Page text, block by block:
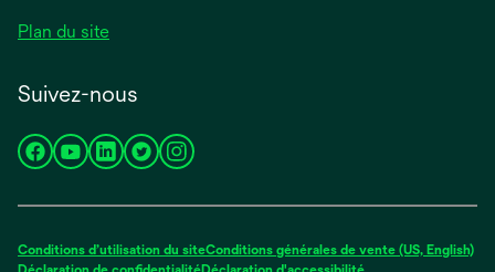
Plan du site
Suivez-nous
s’ouvre
nouvel
s’ouvre
nouvel
s’ouvre
nouvel
s’ouvre
nouvel
s’ouvre
nouvel
Conditions d’utilisation du siteConditions générales de vente (US, English)